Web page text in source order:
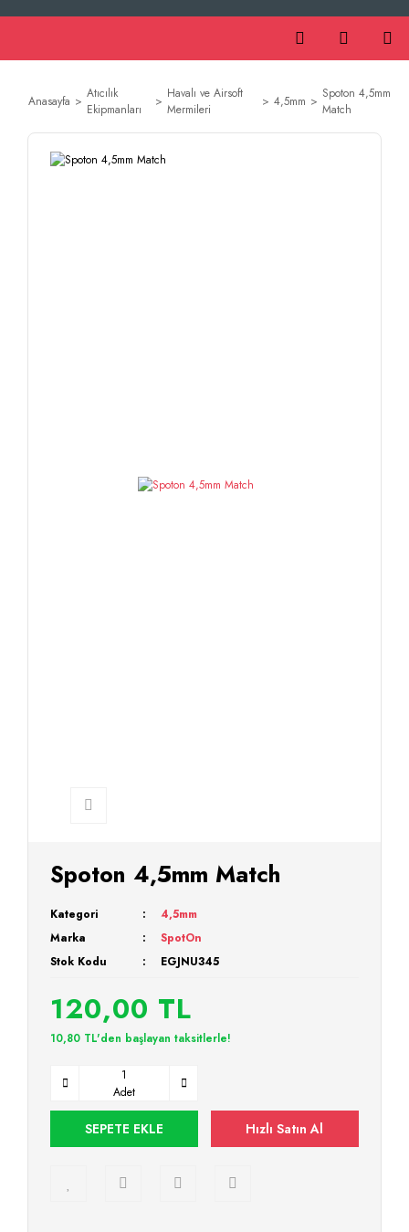
Anasayfa
Atıcılık
Ekipmanları
Havalı ve Airsoft
Mermileri
4,5mm
Spoton 4,5mm
Match
Spoton 4,5mm Match
Kategori
4,5mm
Marka
SpotOn
Stok Kodu
EGJNU345
120,00 TL
10,80 TL'den başlayan taksitlerle!
Adet
SEPETE EKLE Hızlı Satın Al